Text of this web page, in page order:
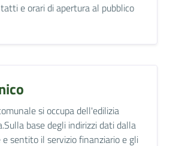
e orari di apertura al pubblico
si occupa dell'edilizia
base degli indirizzi dati dalla
sentito il servizio finanziario e gli